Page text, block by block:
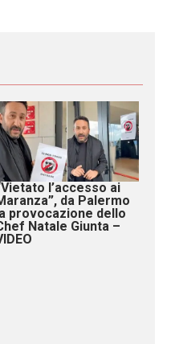
l’accesso ai
da Palermo
provocazione dello
Natale Giunta –